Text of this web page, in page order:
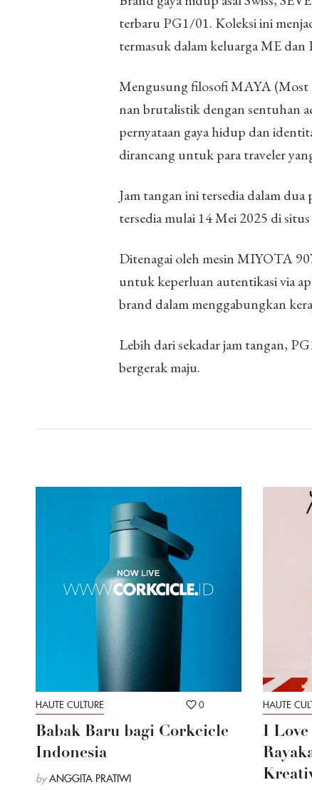
terbaru PG1/01. Koleksi ini
termasuk dalam keluarga ME dan
Mengusung filosofi MAYA (Most
nan brutalistik dengan sentuhan
pernyataan gaya hidup dan
dirancang untuk para traveler
Jam tangan ini tersedia dalam
tersedia mulai 14 Mei 2025 di
Ditenagai oleh mesin MIYOTA
untuk keperluan autentikasi via
brand dalam menggabungkan
Lebih dari sekadar jam tangan,
bergerak maju.
HAUTE CULTURE 0
Babak Baru bagi Corkcicle
Indonesia
by ANGGITA PRATIWI
HAUTE
I Love